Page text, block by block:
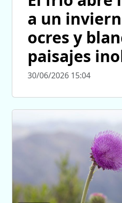
a un
ocres y
paisajes
30/06/2026 15:04